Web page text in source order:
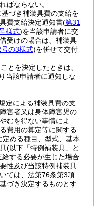
ばならない。
づき補装具費の支給を
費支給決定通知書(第31
様式)を当該申請者に交
受けの場合は、補装具
の3様式)を併せて交付
とを決定したときは、
当該申請者に通知しな
定による補装具費の支
害者又は身体障害児の
むを得ない事情によ
費用の算定等に関する
定める種目、型式、基本
(以下「特例補装具」と
する必要が生じた場合
性及び当該特例補装具
ては、法第76条第3項
づき決定するものとす